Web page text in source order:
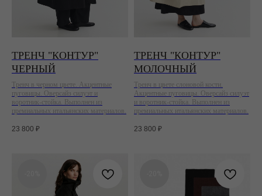
ТРЕНЧ "КОНТУР"
ЧЕРНЫЙ
Тренч в черном цвете. Акцентные
пуговицы. Оверсайз силуэт и
воротник-стойка. Выполнен из
премиальных итальянских материалов.
23 800 ₽
ТРЕНЧ "КОНТУР"
МОЛОЧНЫЙ
Тренч в цвете слоновой кости.
Акцентные пуговицы. Оверсайз силуэт
и воротник-стойка. Выполнен из
премиальных итальянских материалов.
23 800 ₽